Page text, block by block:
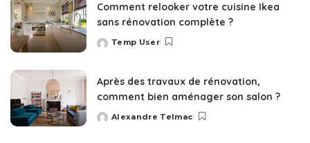
Comment relooker votre cuisine Ikea
sans rénovation complète ?
Posted
Temp User
Après des travaux de rénovation,
comment bien aménager son salon ?
Posted
Alexandre Telmac